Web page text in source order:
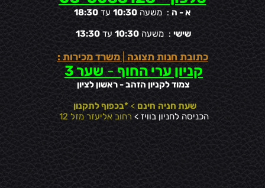
א - ה: משעה10:30 עד 18:30
שישי : משעה10:30 עד13:30
כתובת חנות תצוגה |משרד מכירות :
קניון ערי החוף -שער 3
צמוד לקניון הזהב - ראשון לציון
שעת חניה חינם >*בכפוף לתקנון
הכניסה לחניון בוויז > רחוב אליעזר מזל 12